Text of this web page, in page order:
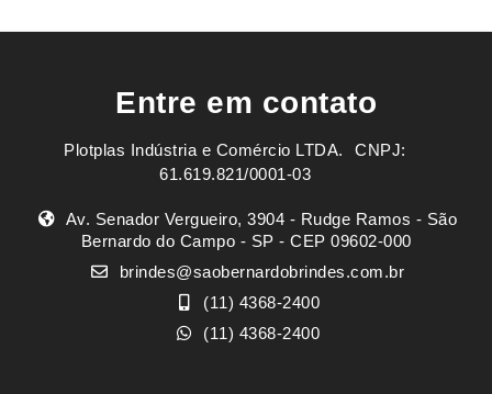
Entre em contato
Plotplas Indústria e Comércio LTDA. ㅤㅤㅤ CNPJ:
61.619.821/0001-03
Av. Senador Vergueiro, 3904 - Rudge Ramos - São
Bernardo do Campo - SP - CEP 09602-000
brindes@saobernardobrindes.com.br
(11) 4368-2400
(11) 4368-2400